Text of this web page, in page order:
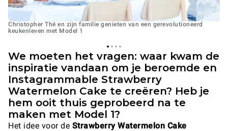
Christopher Thé en zijn familie genieten van een gerevolutioneerd
keukenleven met Model 1
We moeten het vragen: waar kwam de
inspiratie vandaan om je beroemde en
Instagrammable Strawberry
Watermelon Cake te creëren? Heb je
hem ooit thuis geprobeerd na te
maken met Model 1?
Het idee voor de Strawberry Watermelon Cake